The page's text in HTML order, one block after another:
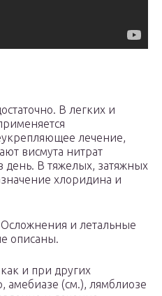
В легких и
лечение,
висмута нитрат
день. В тяжелых, затяжных
хлоридина и
и летальные
описаны.
и при других
амебиазе (см.), лямблиозе